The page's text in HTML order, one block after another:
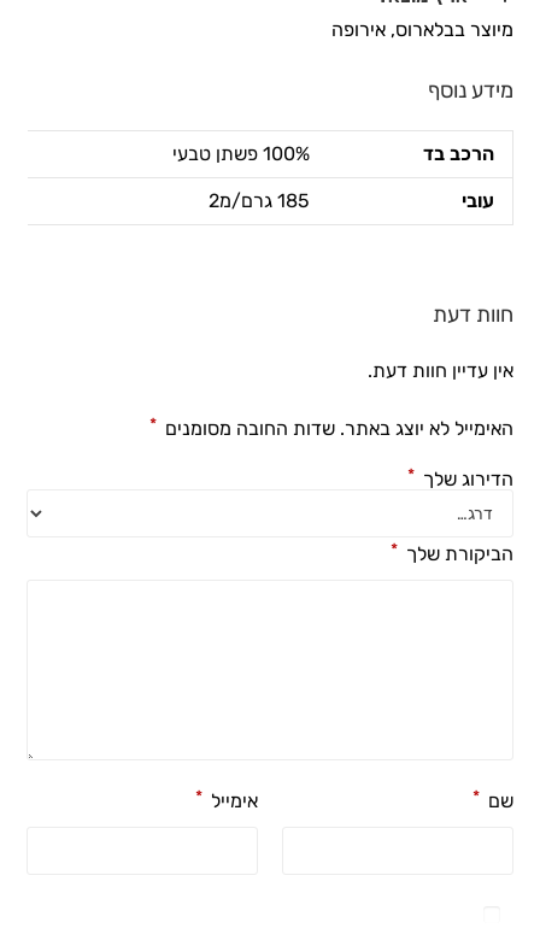
מיוצר בבלארוס, אירופה
מידע נוסף
הרכב בד 100% פשתן טבעי
עובי 185 גרם/מ2
חוות דעת
אין עדיין חוות דעת.
האימייל לא יוצג באתר. שדות החובה מסומנים *
הדירוג שלך *
הביקורת שלך *
שם * אימייל *